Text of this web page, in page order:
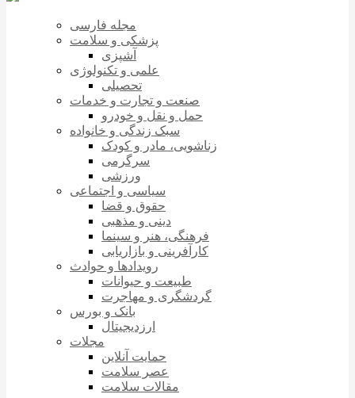
مجله فارسی
پزشکی و سلامت
آشپزی
علمی و تکنولوژی
تحصیلی
صنعت و تجارت و خدمات
حمل و نقل و خودرو
سبک زندگی و خانواده
زناشویی، مادر و کودک
سرگرمی
ورزشی
سیاسی و اجتماعی
حقوق و قضا
دینی و مذهبی
فرهنگی، هنر و سینما
کارآفرینی و بازاریابی
رویدادها و حوادث
طبیعت و حیوانات
گردشگری و مهاجرت
بانک و بورس
ارزدیجیتال
مجلات
حمایت آنلاین
عصر سلامت
مقالات سلامت